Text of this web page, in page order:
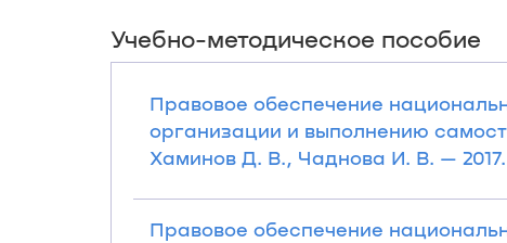
Учебно-методическое пособие
Правовое обеспечение
организации и выполнению
Хаминов Д. В., Чаднова И. В. — 2017.
Правовое обеспечение